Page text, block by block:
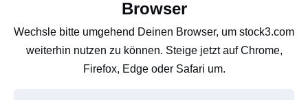
Browser
Wechsle bitte umgehend Deinen Browser, um stock3.com
weiterhin nutzen zu können. Steige jetzt auf Chrome,
Firefox, Edge oder Safari um.